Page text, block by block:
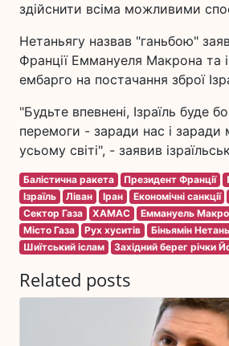
здійснити всіма можливими
Нетаньягу назвав "ганьбою"
Франції Еммануеля Макрона та
ембарго на постачання зброї
"Будьте впевнені, Ізраїль буде
перемоги - заради нас і заради
усьому світі", - заявив
Балістична ракета Президент Франції
Ізраїль
Ліван Іран Економічні санкції
Сектор Газа
ХАМАС Еммануель
Місто Газа
Рух хуситів Біньямін
Шиїтський іслам
Західний берег річки
Related posts